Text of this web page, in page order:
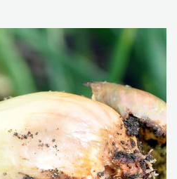
composting where plant
top-soil layer.